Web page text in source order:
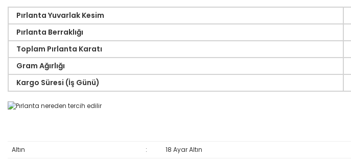
Pırlanta Yuvarlak Kesim
Pırlanta Berraklığı
Toplam Pırlanta Karatı
Gram Ağırlığı
Kargo Süresi (İş Günü)
Altın :
18 Ayar Altın